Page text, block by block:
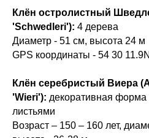
Клён остролистный
'Schwedleri'): 4 дерева
Диаметр - 51 см, высота 24 м
GPS координаты - 54 30
Клён серебристый Виера
'Wieri'): декоративная форма
листьями
Возраст – 150 – 160 лет,